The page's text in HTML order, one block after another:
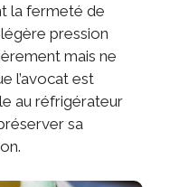
la fermeté de
pression
mais ne
l’avocat est
au réfrigérateur
sa